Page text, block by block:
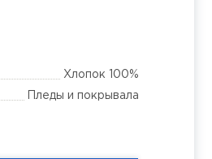
Хлопок 100%
Пледы и покрывала